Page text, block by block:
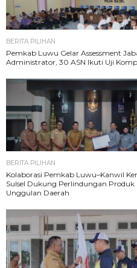
BERITA PILIHAN
Pemkab Luwu Gelar Assessment
Administrator, 30 ASN Ikuti Uji
BERITA PILIHAN
Kolaborasi Pemkab Luwu–Kanwil
Sulsel Dukung Perlindungan Produk
Unggulan Daerah